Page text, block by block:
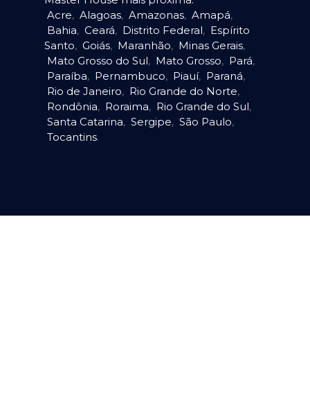
Acre, Alagoas, Amazonas, Amapá,
Bahia, Ceará, Distrito Federal, Espírito
Santo, Goiás, Maranhão, Minas Gerais,
Mato Grosso do Sul, Mato Grosso, Pará,
Paraíba, Pernambuco, Piauí, Paraná,
Rio de Janeiro, Rio Grande do Norte,
Rondônia, Roraima, Rio Grande do Sul,
Santa Catarina, Sergipe, São Paulo,
Tocantins.